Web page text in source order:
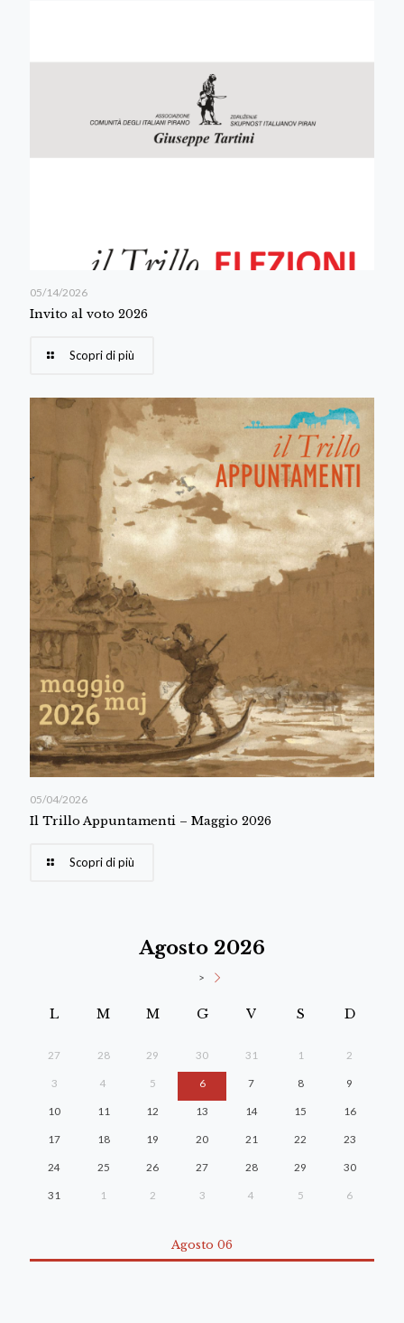
05/14/2026
Invito al voto 2026
Scopri di più
05/04/2026
Il Trillo Appuntamenti – Maggio 2026
Scopri di più
Agosto 2026
>
L M M G V S D
27 28 29 30 31 1 2
3 4 5 6 7 8 9
10 11 12 13 14 15 16
17 18 19 20 21 22 23
24 25 26 27 28 29 30
31 1 2 3 4 5 6
Agosto 06